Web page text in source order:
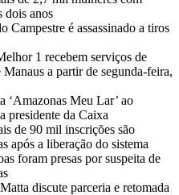
dois anos
Campestre é assassinado a tiros
1 recebem serviços de
a partir de segunda-feira,
‘Amazonas Meu Lar’ ao
presidente da Caixa
de 90 mil inscrições são
após a liberação do sistema
foram presas por suspeita de
discute parceria e retomada